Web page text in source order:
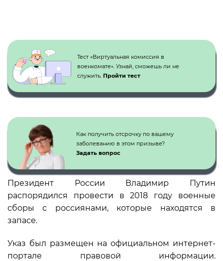
Тест «Виртуальная комиссия в
военкомате». Узнай, сможешь ли не
служить. Пройти тест
Как получить отсрочку по вашему
заболеванию в этом призыве?
Задать вопрос
Президент России Владимир Путин
распорядился провести в 2018 году военные
сборы с россиянами, которые находятся в
запасе.
Указ был размещен на официальном интернет-
портале правовой информации.